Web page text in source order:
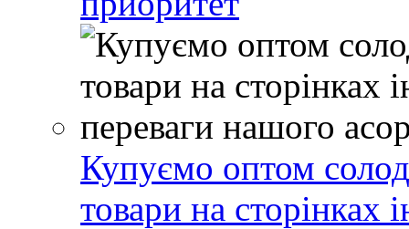
Купуємо оптом
товари на